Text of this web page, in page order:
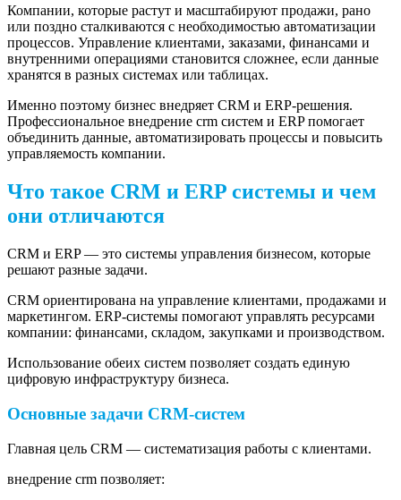
Компании, которые растут и масштабируют продажи, рано
или поздно сталкиваются с необходимостью автоматизации
процессов. Управление клиентами, заказами, финансами и
внутренними операциями становится сложнее, если данные
хранятся в разных системах или таблицах.
Именно поэтому бизнес внедряет CRM и ERP-решения.
Профессиональное внедрение crm систем и ERP помогает
объединить данные, автоматизировать процессы и повысить
управляемость компании.
Что такое CRM и ERP системы и чем
они отличаются
CRM и ERP — это системы управления бизнесом, которые
решают разные задачи.
CRM ориентирована на управление клиентами, продажами и
маркетингом. ERP-системы помогают управлять ресурсами
компании: финансами, складом, закупками и производством.
Использование обеих систем позволяет создать единую
цифровую инфраструктуру бизнеса.
Основные задачи CRM-систем
Главная цель CRM — систематизация работы с клиентами.
внедрение crm позволяет: